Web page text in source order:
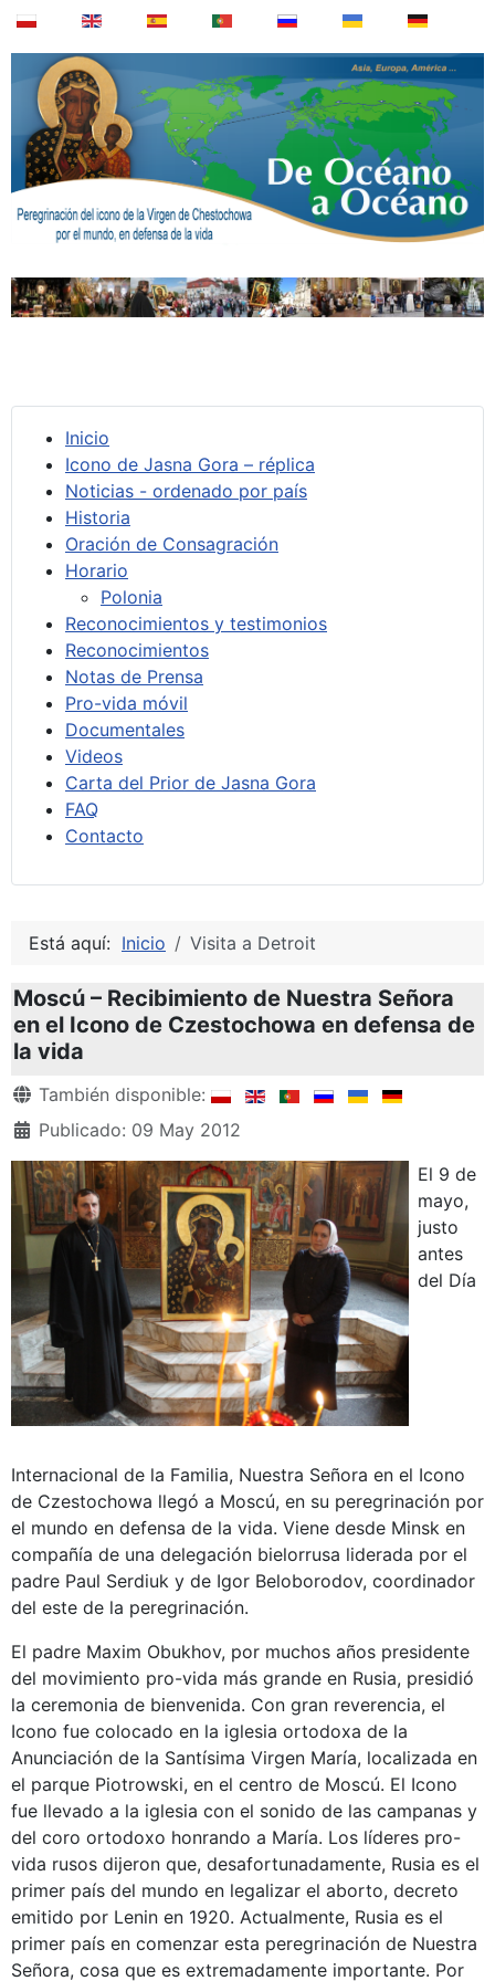
Inicio
Icono de Jasna Gora – réplica
Noticias - ordenado por país
Historia
Oración de Consagración
Horario
Polonia
Reconocimientos y testimonios
Reconocimientos
Notas de Prensa
Pro-vida móvil
Documentales
Videos
Carta del Prior de Jasna Gora
FAQ
Contacto
Está aquí: Inicio Visita a Detroit
Moscú – Recibimiento de Nuestra Señora
en el Icono de Czestochowa en defensa de
la vida
Detalles
También disponible:
Publicado: 09 May 2012
El 9 de
mayo,
justo
antes
del Día
Internacional de la Familia, Nuestra Señora en el Icono
de Czestochowa llegó a Moscú, en su peregrinación por
el mundo en defensa de la vida. Viene desde Minsk en
compañía de una delegación bielorrusa liderada por el
padre Paul Serdiuk y de Igor Beloborodov, coordinador
del este de la peregrinación.
El padre Maxim Obukhov, por muchos años presidente
del movimiento pro-vida más grande en Rusia, presidió
la ceremonia de bienvenida. Con gran reverencia, el
Icono fue colocado en la iglesia ortodoxa de la
Anunciación de la Santísima Virgen María, localizada en
el parque Piotrowski, en el centro de Moscú. El Icono
fue llevado a la iglesia con el sonido de las campanas y
del coro ortodoxo honrando a María. Los líderes pro-
vida rusos dijeron que, desafortunadamente, Rusia es el
primer país del mundo en legalizar el aborto, decreto
emitido por Lenin en 1920. Actualmente, Rusia es el
primer país en comenzar esta peregrinación de Nuestra
Señora, cosa que es extremadamente importante. Por